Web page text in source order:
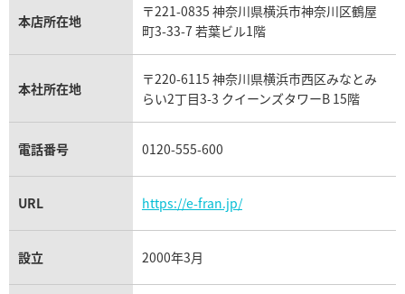
カルティエ買取
フランク ミュラー買取
リシャール・ミル買取
パネライ買取
チューダー（チュードル）買取
本店所在地
〒221-0835 神奈川県横浜市神奈川区鶴屋
町3-33-7 若葉ビル1階
本社所在地
〒220-6115 神奈川県横浜市西区みなとみ
らい2丁目3-3 クイーンズタワーB 15階
電話番号 0120-555-600
URL https://e-fran.jp/
設立 2000年3月